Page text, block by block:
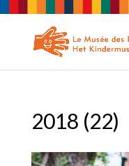
2018 (22)